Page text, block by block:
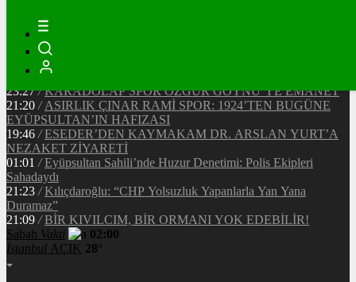
/ MHP EYÜPSULTAN TEŞKİLATI’NIN ACI GÜNÜ
13:33
/ BAŞKAN DR. MİTHAT BÜLENT ÖZMEN’DEN
KAMUOYUNA AÇIKLAMA
Makyaj Sanatçısı Uzay Damla Yıldız, Uluslararası
Başarılarıyla Türkiye’yi Temsil Ediyor
23:27 / KARADOLAP SPOR ÖZGÜR GÖYNÜ’YE EMANET
21:20 / ASIRLIK ÇINAR RAMİ SPOR: 1924’TEN BUGÜNE
EYÜPSULTAN’IN HAFIZASI
19:46 / ESEDER’DEN KAYMAKAM DR. ARSLAN YURT’A
NEZAKET ZİYARETİ
01:01 / Eyüpsultan Sahili’nde Huzur Denetimi: Polis Ekipleri
Sahadaydı
21:23 / Kılıçdaroğlu: “CHP Yolsuzluk Yapanlarla Yan Yana
Duramaz”
21:09 / BİR KIVILCIM, BİR ORMANI YOK EDEBİLİR!
Sabah Vakti
02:00
İstanbul AÇIK 28°